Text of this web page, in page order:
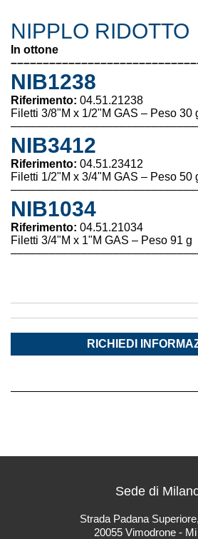
NIPPLO RIDOTTO
In ottone
NIB1238
Riferimento: 04.51.21238
Filetti 3/8"M x 1/2"M GAS – Peso 30
NIB3412
Riferimento: 04.51.23412
Filetti 1/2"M x 3/4"M GAS – Peso 50
NIB1034
Riferimento: 04.51.21034
Filetti 3/4"M x 1"M GAS – Peso 91 g
RICHIEDI
Sede di
Strada Padana
20055 Vimodrone -